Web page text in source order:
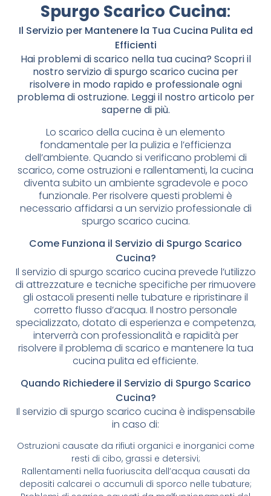
Spurgo Scarico Cucina:
Il Servizio per Mantenere la Tua Cucina Pulita ed
Efficienti
Hai problemi di scarico nella tua cucina? Scopri il
nostro servizio di spurgo scarico cucina per
risolvere in modo rapido e professionale ogni
problema di ostruzione. Leggi il nostro articolo per
saperne di più.
Lo scarico della cucina è un elemento
fondamentale per la pulizia e l’efficienza
dell’ambiente. Quando si verificano problemi di
scarico, come ostruzioni e rallentamenti, la cucina
diventa subito un ambiente sgradevole e poco
funzionale. Per risolvere questi problemi è
necessario affidarsi a un servizio professionale di
spurgo scarico cucina.
Come Funziona il Servizio di Spurgo Scarico
Cucina?
Il servizio di spurgo scarico cucina prevede l’utilizzo
di attrezzature e tecniche specifiche per rimuovere
gli ostacoli presenti nelle tubature e ripristinare il
corretto flusso d’acqua. Il nostro personale
specializzato, dotato di esperienza e competenza,
interverrà con professionalità e rapidità per
risolvere il problema di scarico e mantenere la tua
cucina pulita ed efficiente.
Quando Richiedere il Servizio di Spurgo Scarico
Cucina?
Il servizio di spurgo scarico cucina è indispensabile
in caso di:
Ostruzioni causate da rifiuti organici e inorganici come
resti di cibo, grassi e detersivi;
Rallentamenti nella fuoriuscita dell’acqua causati da
depositi calcarei o accumuli di sporco nelle tubature;